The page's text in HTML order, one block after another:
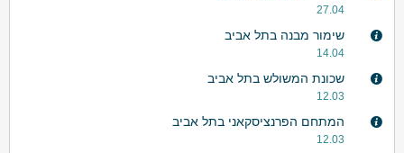
27.04
שימור מבנה בתל אביב
14.04
שכונת המשולש בתל אביב
12.03
המתחם הפרנציסקאני בתל אביב
12.03